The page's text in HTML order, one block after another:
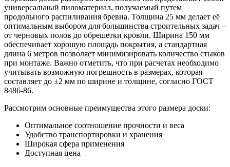
универсальный пиломатериал, получаемый путем
продольного распиливания бревна. Толщина 25 мм делает её
оптимальным выбором для большинства строительных задач –
от черновых полов до обрешетки кровли. Ширина 150 мм
обеспечивает хорошую площадь покрытия, а стандартная
длина 6 метров позволяет минимизировать количество стыков
при монтаже. Важно отметить, что при расчетах необходимо
учитывать возможную погрешность в размерах, которая
составляет до ±2 мм по ширине и толщине, согласно ГОСТ
8486-86.
Рассмотрим основные преимущества этого размера доски:
Оптимальное соотношение прочности и веса
Удобство транспортировки и хранения
Широкая сфера применения
Доступная цена